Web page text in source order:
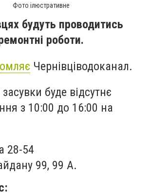
Фото ілюстративне
будуть проводитись
роботи.
Чернівціводоканал.
буде відсутнє
з 10:00 до 16:00 на
28-54
99, 99 А.